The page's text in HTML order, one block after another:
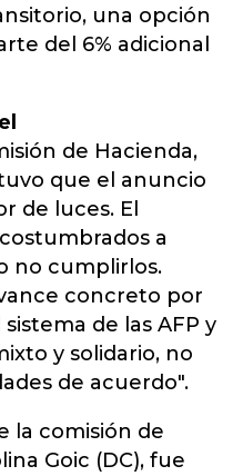
una opción
del 6% adicional
de Hacienda,
que el anuncio
de luces. El
a
no cumplirlos.
concreto por
de las AFP y
y solidario, no
de acuerdo".
la comisión de
Goic (DC), fue